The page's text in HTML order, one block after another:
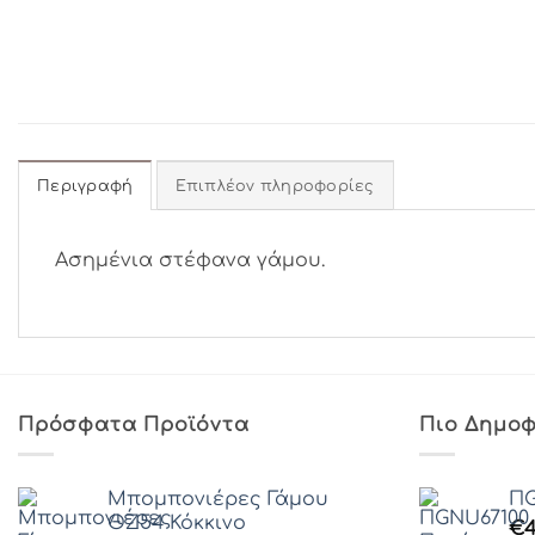
Περιγραφή Επιπλέον πληροφορίες
Ασημένια στέφανα γάμου.
Πρόσφατα Προϊόντα
Μπομπονιέρες Γάμου
ΘZ54 Κόκκινο
Πιο
€